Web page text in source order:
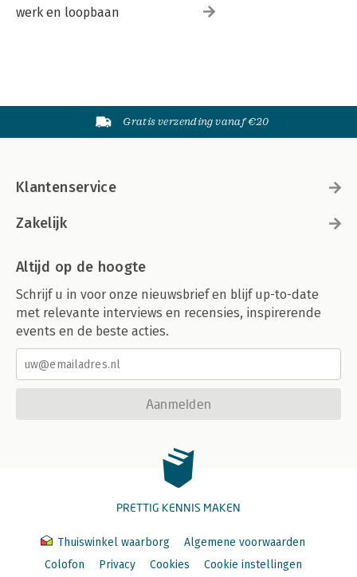
werk en loopbaan
Gratis verzending vanaf €20
Klantenservice
Zakelijk
Altijd op de hoogte
Schrijf u in voor onze nieuwsbrief en blijf up-to-date
met relevante interviews en recensies, inspirerende
events en de beste acties.
Aanmelden
PRETTIG KENNIS MAKEN
Thuiswinkel waarborg
Algemene voorwaarden
Colofon
Privacy Cookies Cookie instellingen